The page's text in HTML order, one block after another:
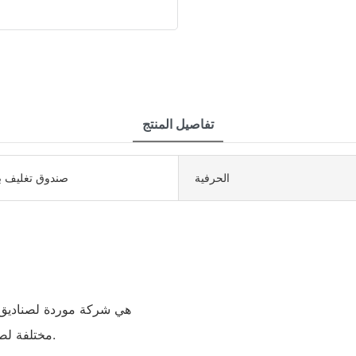
تفاصيل المنتج
صندوق تغليف الحرفية
مختلفة لصناديق التعبئة والتغليف للإلكترونيات والهدايا والمجوهرات والمزيد.